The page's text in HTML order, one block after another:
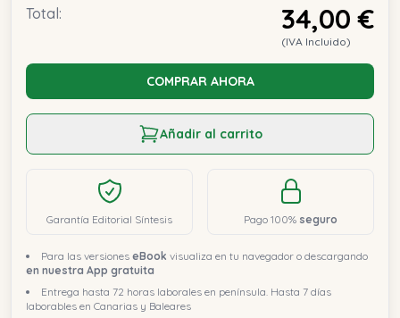
Total: 34,00 €
(IVA Incluido)
COMPRAR AHORA
Añadir al carrito
Garantía Editorial Síntesis Pago 100% seguro
Para las versiones eBook visualiza en tu navegador o descargando
en nuestra App gratuita
Entrega hasta 72 horas laborales en península. Hasta 7 días
laborables en Canarias y Baleares